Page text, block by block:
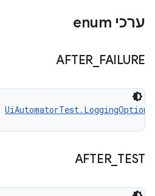
ערכי enum
AFTER FAILURE
UiAutomatorTest.LoggingOption
AFTER_ TEST